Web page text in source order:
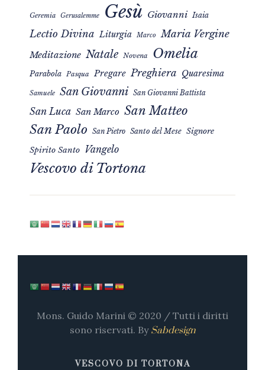
Geremia Gerusalemme Gesù Giovanni Isaia
Lectio Divina Liturgia Marco Maria Vergine
Meditazione Natale Novena Omelia
Parabola Pasqua Pregare Preghiera Quaresima
Samuele San Giovanni San Giovanni Battista
San Luca San Marco San Matteo
San Paolo San Pietro Santo del Mese Signore
Spirito Santo Vangelo
Vescovo di Tortona
Mons. Guido Marini © 2020 / Tutti i diritti
sono riservati. By Sabdesign
VESCOVO DI TORTONA